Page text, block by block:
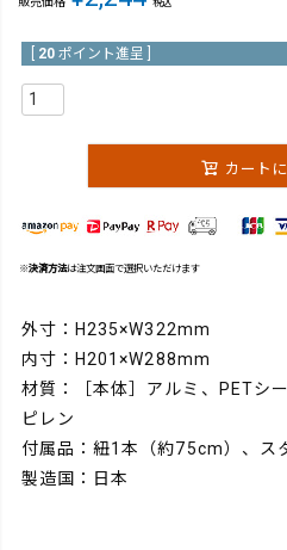
税込
20 ポイント進呈 ]
カート
※決済方法は注文画面で選択いただけます
外寸：H235×W322mm
内寸：H201×W288mm
材質：［本体］アルミ、PETシ
ピレン
付属品：紐1本（約75cm）、ス
製造国：日本